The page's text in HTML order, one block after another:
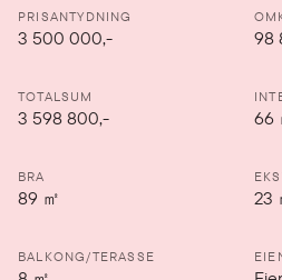
PRISANTYDNING
3 500 000,- 98
TOTALSUM
3 598 800,- 66
BRA
89 ㎡ 23
BALKONG/TERASSE